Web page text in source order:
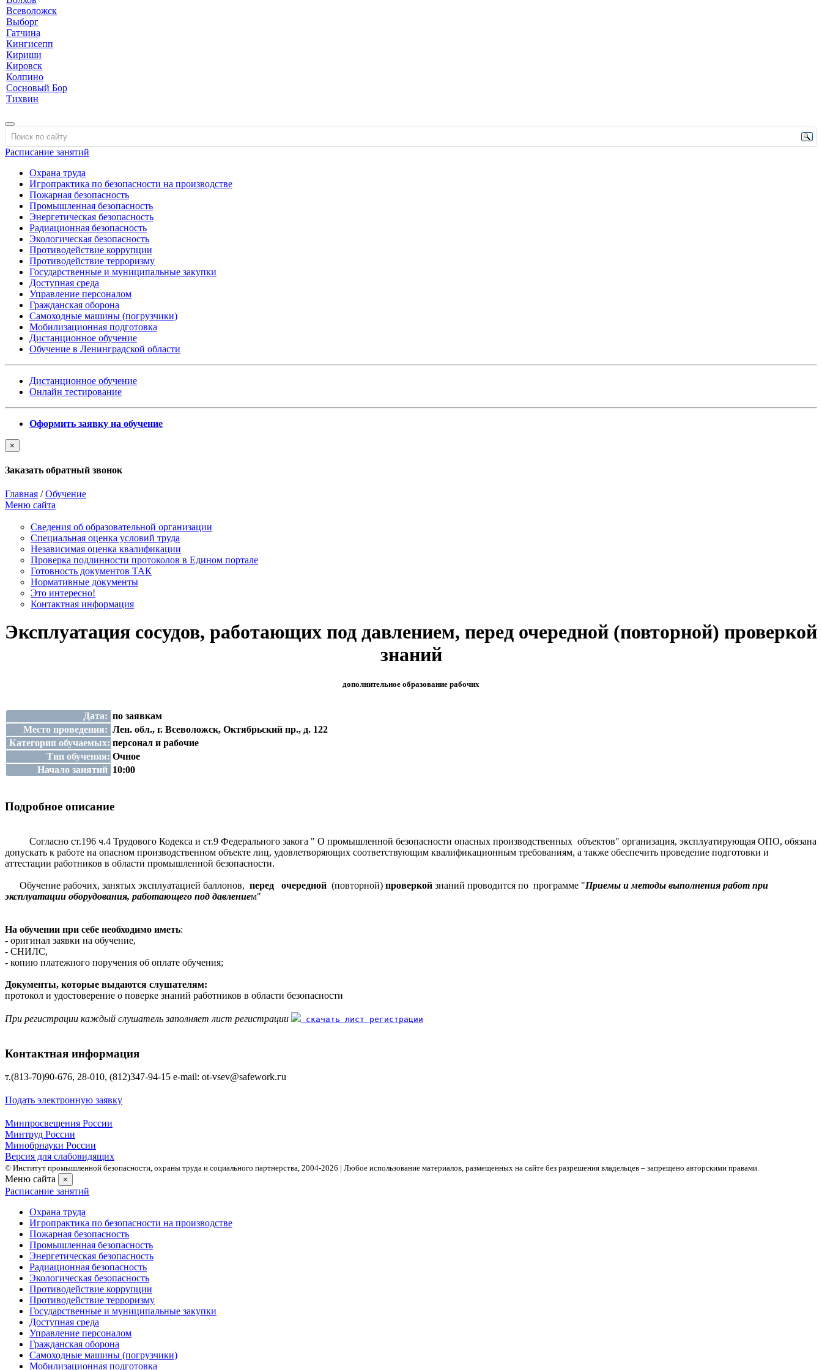
Всеволожск
Выборг
Гатчина
Кингисепп
Кириши
Кировск
Колпино
Сосновый Бор
Тихвин
Расписание занятий
Охрана труда
Игропрактика по безопасности на производстве
Пожарная безопасность
Промышленная безопасность
Энергетическая безопасность
Радиационная безопасность
Экологическая безопасность
Противодействие коррупции
Противодействие терроризму
Государственные и муниципальные закупки
Доступная среда
Управление персоналом
Гражданская оборона
Самоходные машины (погрузчики)
Мобилизационная подготовка
Дистанционное обучение
Обучение в Ленинградской области
Дистанционное обучение
Онлайн тестирование
Оформить заявку на обучение
×
Заказать обратный звонок
Главная /Обучение
Меню сайта
Сведения об образовательной организации
Cпециальная оценка условий труда
Независимая оценка квалификации
Проверка подлинности протоколов в Едином портале
Готовность документов ТАК
Нормативные документы
Это интересно!
Контактная информация
Эксплуатация сосудов, работающих под давлением, перед очередной (повторной) проверкой
знаний
дополнительное образование рабочих
Дата: по заявкам
Место проведения: Лен. обл., г. Всеволожск, Октябрьский пр., д. 122
Категория обучаемых: персонал и рабочие
Тип обучения: Очное
Начало занятий 10:00
Подробное описание
Согласно ст.196 ч.4 Трудового Кодекса и ст.9 Федерального закога " О промышленной безопасности опасных производственных объектов" организация, эксплуатирующая ОПО, обязана
допускать к работе на опасном производственном объекте лиц, удовлетворяющих соответствующим квалификационным требованиям, а также обеспечить проведение подготовки и
аттестации работников в области промышленной безопасности.
Обучение рабочих, занятых эксплуатацией баллонов, перед очередной (повторной) проверкой знаний проводится по программе "Приемы и методы выполнения работ при
эксплуатации оборудования, работающего под давлением"
На обучении при себе необходимо иметь:
- оригинал заявки на обучение,
- СНИЛС,
- копию платежного поручения об оплате обучения;
Документы, которые выдаются слушателям:
протокол и удостоверение о поверке знаний работников в области безопасности
При регистрации каждый слушатель заполняет лист регистрации скачать лист регистрации
Контактная информация
т.(813-70)90-676, 28-010, (812)347-94-15 е-mаil: ot-vsev@safework.гu
Подать электронную заявку
Минпросвещения России
Минтруд России
Минобрнауки России
Версия для слабовидящих
© Институт промышленной безопасности, охраны труда и социального партнерства, 2004- 2026 | Любое использование материалов, размещенных на сайте без разрешения владельцев – запрещено авторскими правами.
Меню сайта ×
Расписание занятий
Охрана труда
Игропрактика по безопасности на производстве
Пожарная безопасность
Промышленная безопасность
Энергетическая безопасность
Радиационная безопасность
Экологическая безопасность
Противодействие коррупции
Противодействие терроризму
Государственные и муниципальные закупки
Доступная среда
Управление персоналом
Гражданская оборона
Самоходные машины (погрузчики)
Мобилизационная подготовка